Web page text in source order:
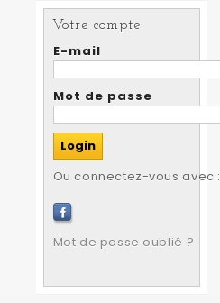
Votre compte
E-mail
Mot de passe
Ou connectez-vous avec :
Mot de passe oublié ?